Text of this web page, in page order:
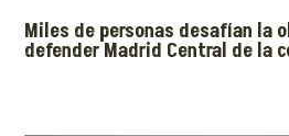
Miles de personas desafían la
defender Madrid Central de la